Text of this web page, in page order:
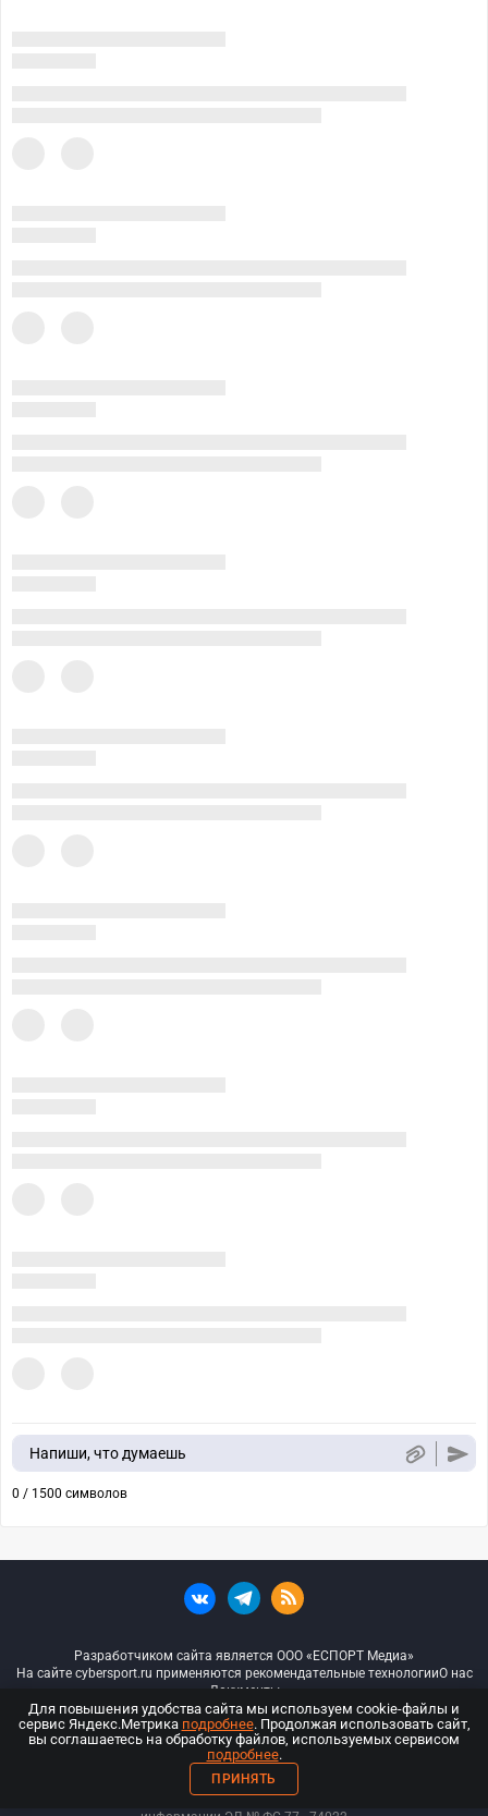
Напиши, что думаешь
0 / 1500 символов
Разработчиком сайта является ООО «ЕСПОРТ Медиа»
На сайте cybersport.ru применяются рекомендательные технологииО нас
Документы
© ООО «Киберспорт.ру» — Все права защищены
18+
ООО «Киберспорт.ру». Свидетельство о регистрации средств массовой
Для повышения удобства сайта мы используем cookie-файлы и
сервис Яндекс.Метрика подробнее. Продолжая использовать сайт,
вы соглашаетесь на обработку файлов, используемых сервисом
подробнее.
ПРИНЯТЬ